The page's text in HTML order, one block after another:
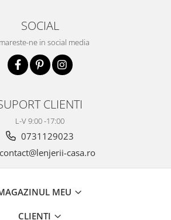
SOCIAL
ne in social media
CLIENTI
L-V 9:00 -17:00
0731129023
contact@lenjerii-casa.ro
MEU
CLIENTI